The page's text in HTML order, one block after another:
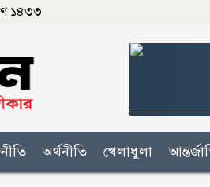
১৪৩৩
অর্থনীতি খেলাধুলা